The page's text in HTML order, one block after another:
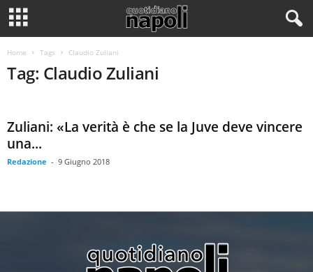
Home Tags Claudio Zuliani
Tag: Claudio Zuliani
Zuliani: «La verità è che se la Juve deve vincere
una...
Redazione - 9 Giugno 2018